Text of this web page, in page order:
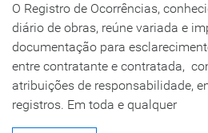
O Registro de Ocorrências,
diário de obras, reúne variada e
documentação para
entre contratante e contratada,
atribuições de responsabilidade,
registros. Em toda e qualquer